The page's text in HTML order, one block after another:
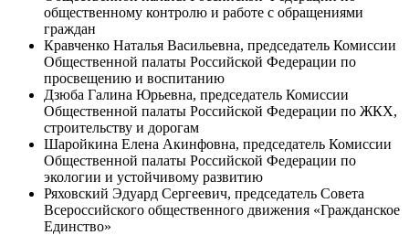
общественному контролю и работе с обращениями
граждан
Кравченко Наталья Васильевна, председатель Комиссии
Общественной палаты Российской Федерации по
просвещению и воспитанию
Дзюба Галина Юрьевна, председатель Комиссии
Общественной палаты Российской Федерации по ЖКХ,
строительству и дорогам
Шаройкина Елена Акинфовна, председатель Комиссии
Общественной палаты Российской Федерации по
экологии и устойчивому развитию
Ряховский Эдуард Сергеевич, председатель Совета
Всероссийского общественного движения «Гражданское
Единство»